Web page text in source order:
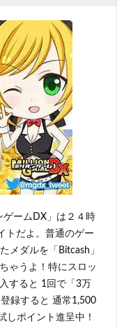
ゲームDX」は２４時
トだよ。普通のゲー
メダルを「Bitcash」
ゃうよ！特にスロッ
すると 1回で「3万
録すると 通常1,500
しポイント進呈中！